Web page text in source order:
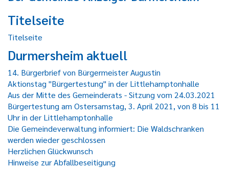
Titelseite
Titelseite
Durmersheim aktuell
14. Bürgerbrief von Bürgermeister Augustin
Aktionstag "Bürgertestung" in der Littlehamptonhalle
Aus der Mitte des Gemeinderats - Sitzung vom 24.03.2021
Bürgertestung am Ostersamstag, 3. April 2021, von 8 bis 11
Uhr in der Littlehamptonhalle
Die Gemeindeverwaltung informiert: Die Waldschranken
werden wieder geschlossen
Herzlichen Glückwunsch
Hinweise zur Abfallbeseitigung